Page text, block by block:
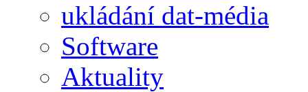
ukládání dat-média
Software
Aktuality